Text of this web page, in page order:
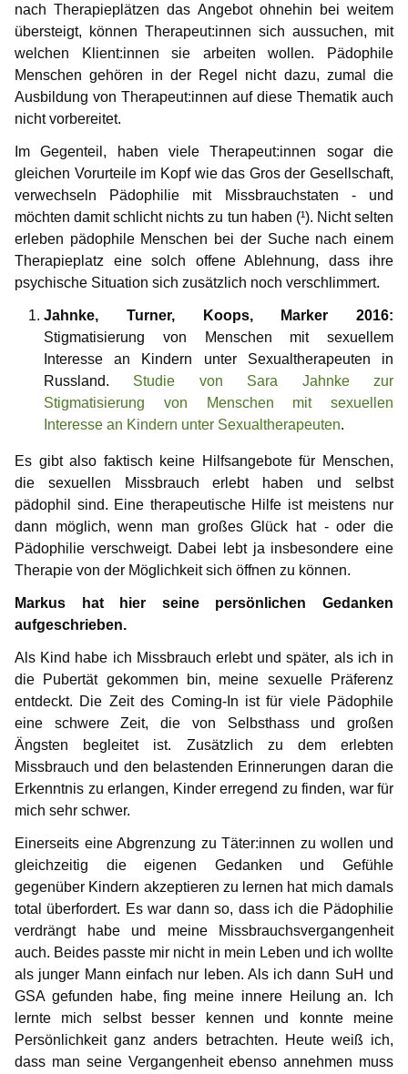
FAQ – häufig gestellte Fragen
Markus
Karamello
Johann
Klase
Takeru
nach Therapieplätzen das Angebot ohnehin bei weitem
übersteigt, können Therapeut:innen sich aussuchen, mit
welchen Klient:innen sie arbeiten wollen. Pädophile
Menschen gehören in der Regel nicht dazu, zumal die
Ausbildung von Therapeut:innen auf diese Thematik auch
nicht vorbereitet.
Im Gegenteil, haben viele Therapeut:innen sogar die
gleichen Vorurteile im Kopf wie das Gros der Gesellschaft,
verwechseln Pädophilie mit Missbrauchstaten - und
möchten damit schlicht nichts zu tun haben (¹). Nicht selten
erleben pädophile Menschen bei der Suche nach einem
Therapieplatz eine solch offene Ablehnung, dass ihre
psychische Situation sich zusätzlich noch verschlimmert.
Jahnke, Turner, Koops, Marker 2016:
Stigmatisierung von Menschen mit sexuellem
Interesse an Kindern unter Sexualtherapeuten in
Russland. Studie von Sara Jahnke zur
Stigmatisierung von Menschen mit sexuellen
Interesse an Kindern unter Sexualtherapeuten.
Es gibt also faktisch keine Hilfsangebote für Menschen,
die sexuellen Missbrauch erlebt haben und selbst
pädophil sind. Eine therapeutische Hilfe ist meistens nur
dann möglich, wenn man großes Glück hat - oder die
Pädophilie verschweigt. Dabei lebt ja insbesondere eine
Therapie von der Möglichkeit sich öffnen zu können.
Markus hat hier seine persönlichen Gedanken
aufgeschrieben.
Als Kind habe ich Missbrauch erlebt und später, als ich in
die Pubertät gekommen bin, meine sexuelle Präferenz
entdeckt. Die Zeit des Coming-In ist für viele Pädophile
eine schwere Zeit, die von Selbsthass und großen
Ängsten begleitet ist. Zusätzlich zu dem erlebten
Missbrauch und den belastenden Erinnerungen daran die
Erkenntnis zu erlangen, Kinder erregend zu finden, war für
mich sehr schwer.
Einerseits eine Abgrenzung zu Täter:innen zu wollen und
gleichzeitig die eigenen Gedanken und Gefühle
gegenüber Kindern akzeptieren zu lernen hat mich damals
total überfordert. Es war dann so, dass ich die Pädophilie
verdrängt habe und meine Missbrauchsvergangenheit
auch. Beides passte mir nicht in mein Leben und ich wollte
als junger Mann einfach nur leben. Als ich dann SuH und
GSA gefunden habe, fing meine innere Heilung an. Ich
lernte mich selbst besser kennen und konnte meine
Persönlichkeit ganz anders betrachten. Heute weiß ich,
dass man seine Vergangenheit ebenso annehmen muss